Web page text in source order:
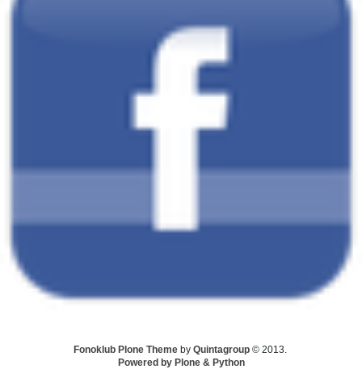
Fonoklub Plone Themeby Quintagroup© 2013.
Powered by Plone & Python